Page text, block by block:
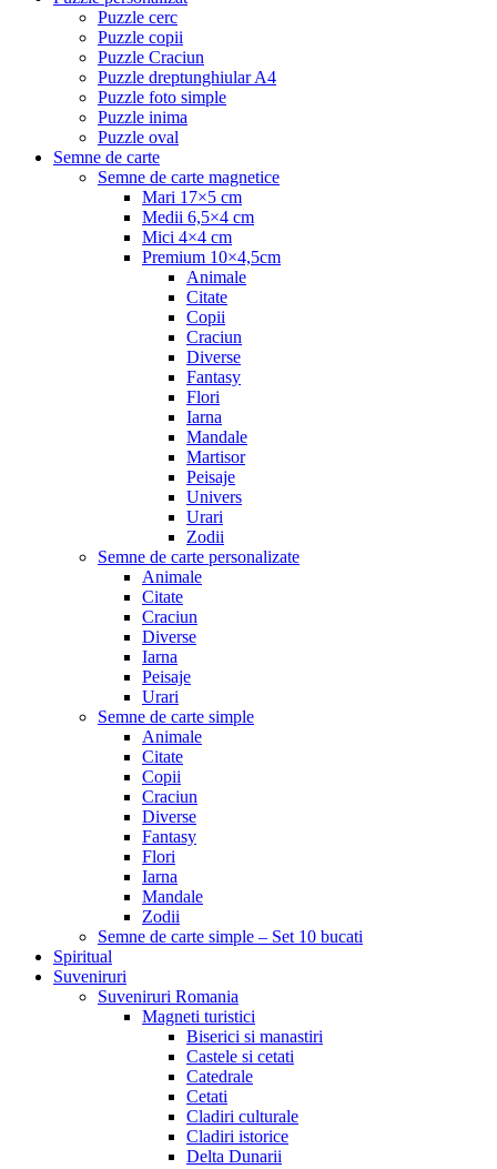
Puzzle cerc
Puzzle copii
Puzzle Craciun
Puzzle dreptunghiular A4
Puzzle foto simple
Puzzle inima
Puzzle oval
Semne de carte
Semne de carte magnetice
Mari 17×5 cm
Medii 6,5×4 cm
Mici 4×4 cm
Premium 10×4,5cm
Animale
Citate
Copii
Craciun
Diverse
Fantasy
Flori
Iarna
Mandale
Martisor
Peisaje
Univers
Urari
Zodii
Semne de carte personalizate
Animale
Citate
Craciun
Diverse
Iarna
Peisaje
Urari
Semne de carte simple
Animale
Citate
Copii
Craciun
Diverse
Fantasy
Flori
Iarna
Mandale
Zodii
Semne de carte simple – Set 10 bucati
Spiritual
Suveniruri
Suveniruri Romania
Magneti turistici
Biserici si manastiri
Castele si cetati
Catedrale
Cetati
Cladiri culturale
Cladiri istorice
Delta Dunarii